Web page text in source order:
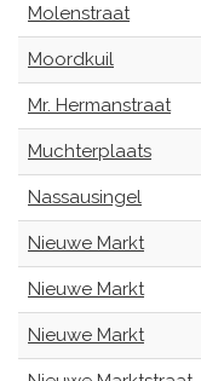
Molenstraat
Moordkuil
Mr. Hermanstraat
Muchterplaats
Nassausingel
Nieuwe Markt
Nieuwe Markt
Nieuwe Markt